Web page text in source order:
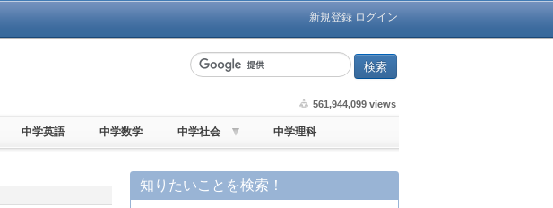
新規登録 ログイン
561,944,099 views
中学英語 中学数学 中学社会 中学理科
知りたいことを検索！